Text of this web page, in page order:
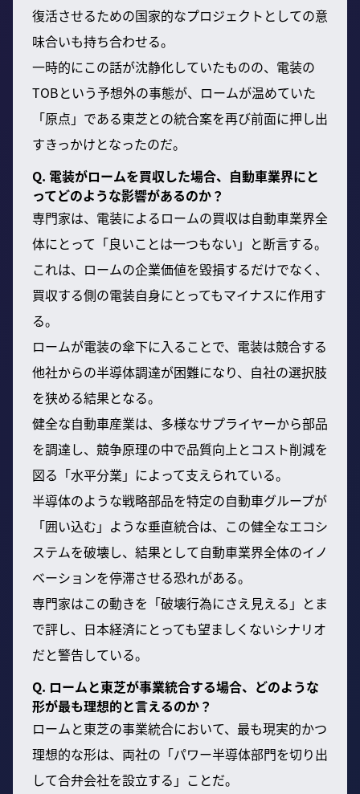
復活させるための国家的なプロジェクトとしての意
味合いも持ち合わせる。
一時的にこの話が沈静化していたものの、電装の
TOBという予想外の事態が、ロームが温めていた
「原点」である東芝との統合案を再び前面に押し出
すきっかけとなったのだ。
Q. 電装がロームを買収した場合、自動車業界にと
ってどのような影響があるのか？
専門家は、電装によるロームの買収は自動車業界全
体にとって「良いことは一つもない」と断言する。
これは、ロームの企業価値を毀損するだけでなく、
買収する側の電装自身にとってもマイナスに作用す
る。
ロームが電装の傘下に入ることで、電装は競合する
他社からの半導体調達が困難になり、自社の選択肢
を狭める結果となる。
健全な自動車産業は、多様なサプライヤーから部品
を調達し、競争原理の中で品質向上とコスト削減を
図る「水平分業」によって支えられている。
半導体のような戦略部品を特定の自動車グループが
「囲い込む」ような垂直統合は、この健全なエコシ
ステムを破壊し、結果として自動車業界全体のイノ
ベーションを停滞させる恐れがある。
専門家はこの動きを「破壊行為にさえ見える」とま
で評し、日本経済にとっても望ましくないシナリオ
だと警告している。
Q. ロームと東芝が事業統合する場合、どのような
形が最も理想的と言えるのか？
ロームと東芝の事業統合において、最も現実的かつ
理想的な形は、両社の「パワー半導体部門を切り出
して合弁会社を設立する」ことだ。